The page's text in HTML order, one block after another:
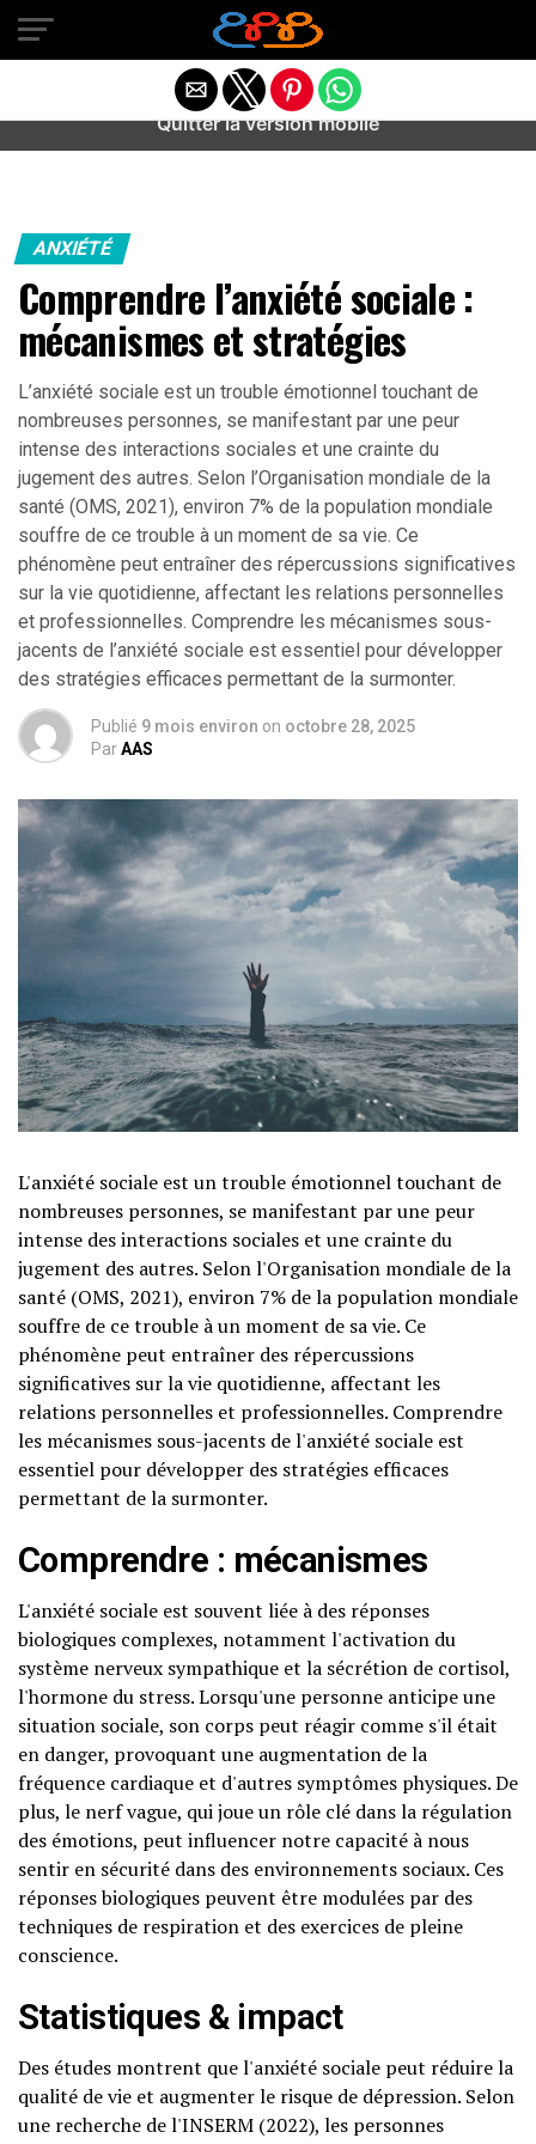
Warning
: preg_match(): Unknown modifier '/' in
/home/u589487443/domains/aideanxietestress.fr/
content/plugins/idev-post-views/includes/class-bots.php
ANXIÉTÉ
Comprendre l’anxiété sociale :
mécanismes et stratégies
L’anxiété sociale est un trouble émotionnel touchant de
nombreuses personnes, se manifestant par une peur
intense des interactions sociales et une crainte du
jugement des autres. Selon l’Organisation mondiale de la
santé (OMS, 2021), environ 7% de la population mondiale
souffre de ce trouble à un moment de sa vie. Ce
phénomène peut entraîner des répercussions significatives
sur la vie quotidienne, affectant les relations personnelles
et professionnelles. Comprendre les mécanismes sous-
jacents de l’anxiété sociale est essentiel pour développer
des stratégies efficaces permettant de la surmonter.
Publié 9 mois environ on octobre 28, 2025
ParAAS
L'anxiété sociale est un trouble émotionnel touchant de
nombreuses personnes, se manifestant par une peur
intense des interactions sociales et une crainte du
jugement des autres. Selon l'Organisation mondiale de la
santé (OMS, 2021), environ 7% de la population mondiale
souffre de ce trouble à un moment de sa vie. Ce
phénomène peut entraîner des répercussions
significatives sur la vie quotidienne, affectant les
relations personnelles et professionnelles. Comprendre
les mécanismes sous-jacents de l'anxiété sociale est
essentiel pour développer des stratégies efficaces
permettant de la surmonter.
Comprendre : mécanismes
L'anxiété sociale est souvent liée à des réponses
biologiques complexes, notamment l'activation du
système nerveux sympathique et la sécrétion de cortisol,
l'hormone du stress. Lorsqu'une personne anticipe une
situation sociale, son corps peut réagir comme s'il était
en danger, provoquant une augmentation de la
fréquence cardiaque et d'autres symptômes physiques. De
plus, le nerf vague, qui joue un rôle clé dans la régulation
des émotions, peut influencer notre capacité à nous
sentir en sécurité dans des environnements sociaux. Ces
réponses biologiques peuvent être modulées par des
techniques de respiration et des exercices de pleine
conscience.
Statistiques & impact
Des études montrent que l'anxiété sociale peut réduire la
qualité de vie et augmenter le risque de dépression. Selon
une recherche de l'INSERM (2022), les personnes
Quitter la version mobile